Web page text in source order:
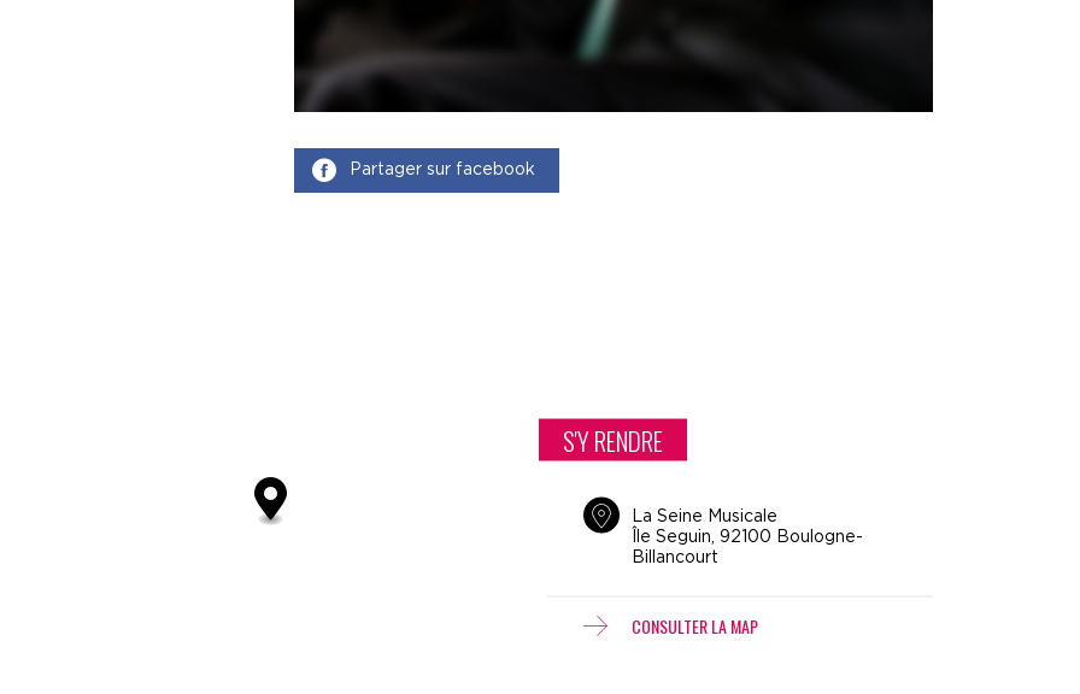
Partager sur facebook
S'Y RENDRE
La Seine Musicale
Île Seguin, 92100 Boulogne-
Billancourt
CONSULTER LA MAP